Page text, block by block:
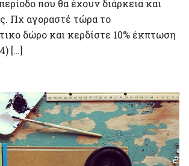
που θα έχουν διάρκεια και
Πχ αγοραστέ τώρα το
δώρο και κερδίστε 10% έκπτωση
[…]